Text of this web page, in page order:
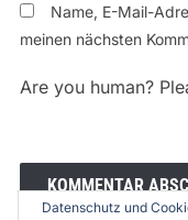
Name, E-Mail-
meinen nächsten
Are you human?
Datenschutz und